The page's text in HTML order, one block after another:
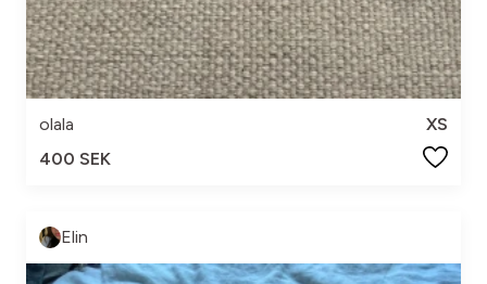
olala
XS
400 SEK
Elin